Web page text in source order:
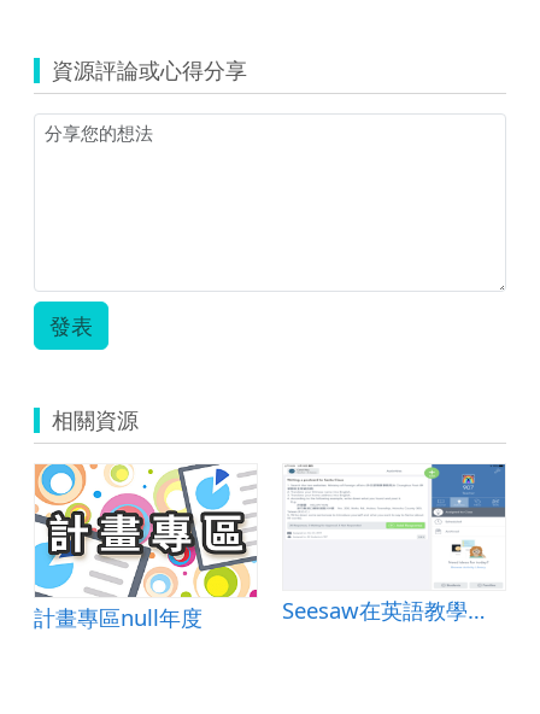
資源評論或心得分享
發表
相關資源
計畫專區null年度 Seesaw在英語教學上的使用